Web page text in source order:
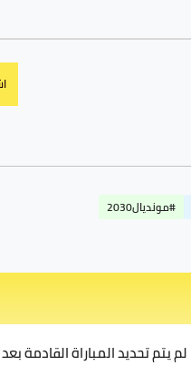
#مونديال2030
لم يتم تحديد المباراة القادمة بعد